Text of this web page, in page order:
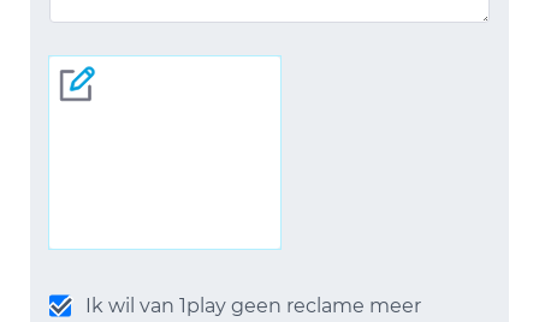
Ik wil van 1play geen reclame meer